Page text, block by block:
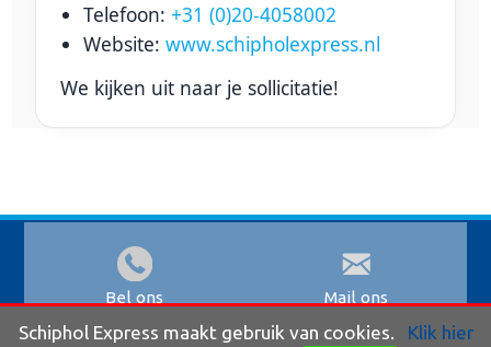
Telefoon: +31 (0)20-4058002
Website: www.schipholexpress.nl
We kijken uit naar je sollicitatie!
Bel ons Mail ons
Schiphol Express maakt gebruik van cookies. Klik hier